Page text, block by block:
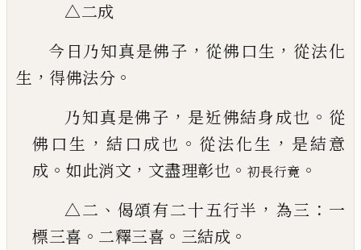
△二成
今日乃知真是佛子 ， 從佛口生 ， 從法化
生 ， 得佛法分 。
乃知真是佛子 ， 是近佛結身成也 。 從
佛口生 ， 結口成也 。 從法化生 ， 是結意
成 。 如此消文 ， 文盡理彰也 。 初長行竟 。
△二 、 偈頌有二十五行半 ， 為三 ： 一
標三喜 。 二釋三喜 。 三結成 。